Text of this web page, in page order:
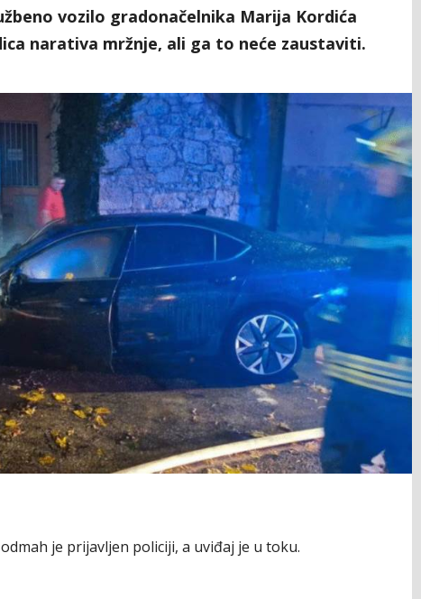
vozilo gradonačelnika Marija Kordića
narativa mržnje, ali ga to neće zaustaviti.
je prijavljen policiji, a uviđaj je u toku.